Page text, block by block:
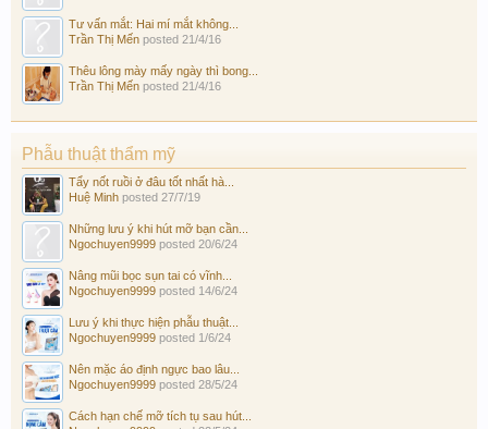
Tư vấn mắt: Hai mí mắt không...
Trần Thị Mến posted 21/4/16
Thêu lông mày mấy ngày thì bong...
Trần Thị Mến posted 21/4/16
Phẫu thuật thẩm mỹ
Tẩy nốt ruồi ở đâu tốt nhất hà...
Huệ Minh posted 27/7/19
Những lưu ý khi hút mỡ bạn cần...
Ngochuyen9999 posted 20/6/24
Nâng mũi bọc sụn tai có vĩnh...
Ngochuyen9999 posted 14/6/24
Lưu ý khi thực hiện phẫu thuật...
Ngochuyen9999 posted 1/6/24
Nên mặc áo định ngực bao lâu...
Ngochuyen9999 posted 28/5/24
Cách hạn chế mỡ tích tụ sau hút...